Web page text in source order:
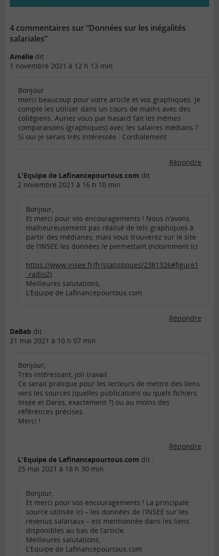
4 commentaires sur “Données sur les inégalités
salariales”
Amélie dit :
1 novembre 2021 à 12 h 13 min
Bonjour
merci beaucoup pour votre article et vos graphiques. Je
compte les utiliser dans un cours de maths avec des
collégiens. Auriez vous par hasard fait les mêmes
comparaisons (graphiques) avec les salaires médians ?
Si oui je serais très intéressée . Cordialement
Répondre
L'Equipe de Lafinancepourtous.com dit :
2 novembre 2021 à 16 h 10 min
Bonjour,
Et merci pour vos encouragements ! Nous n’avons
malheureusement pas réalisé de tels graphiques à
partir des médianes, mais vous trouverez sur le site
de l’INSEE les données le permettant (notamment ici
:
https://www.insee.fr/fr/statistiques/2381326#figure1
_radio2).
Meilleures salutations,
L’Equipe de Lafinancepourtous.com
Répondre
DaBab dit :
21 mai 2021 à 10 h 07 min
Bonjour,
Très intéressant, joli travail.
Ce serait pratique pour les lecteurs de mettre des liens
vers les sources (quelles publications ou quels fichiers
Insee et Dares, exactement ?) ou au moins des
références précises.
Merci !
Répondre
L'Equipe de Lafinancepourtous.com dit :
25 mai 2021 à 18 h 30 min
Bonjour,
Et merci pour vos encouragements ! La principale
source utilisée ici – les données de l’INSEE sur les
revenus salariaux – est mentionnée dans les liens
disponibles au bas de l’article.
Meilleures salutations,
L’Equipe de Lafinancepourtous.com